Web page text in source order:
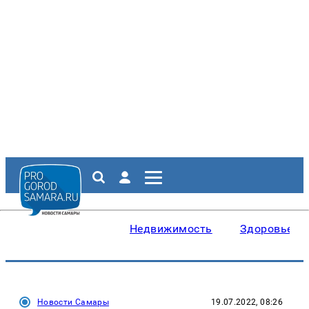
Недвижимость Здоровье
Новости Самары 19.07.2022, 08:26